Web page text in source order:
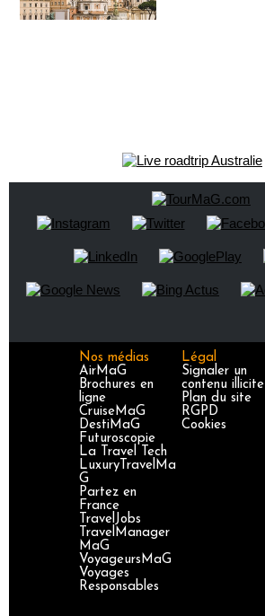
Nos médias
AirMaG
Brochures en
ligne
CruiseMaG
DestiMaG
Futuroscopie
La Travel Tech
LuxuryTravelMa
G
Partez en
France
TravelJobs
TravelManager
MaG
VoyageursMaG
Voyages
Responsables
Légal
Signaler un
contenu illicite
Plan du site
RGPD
Cookies